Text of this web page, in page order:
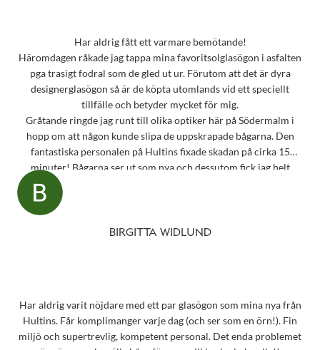
Har aldrig fått ett varmare bemötande!
Häromdagen råkade jag tappa mina favoritsolglasögon i asfalten
pga trasigt fodral som de gled ut ur. Förutom att det är dyra
designerglasögon så är de köpta utomlands vid ett speciellt
tillfälle och betyder mycket för mig.
Gråtande ringde jag runt till olika optiker här på Södermalm i
hopp om att någon kunde slipa de uppskrapade bågarna. Den
fantastiska personalen på Hultins fixade skadan på cirka 15
minuter! Bågarna ser ut som nya och dessutom fick jag helt
oväntat en underbar gåva – ett sprillans nytt fodral från samma
märke som mina solglasögon! Vilken fantastisk service! Kommer
Snart behöver jag boka tid för en synundersökning och jag vet
BIRGITTA WIDLUND
Har aldrig varit nöjdare med ett par glasögon som mina nya från
Hultins. Får komplimanger varje dag (och ser som en örn!). Fin
miljö och supertrevlig, kompetent personal. Det enda problemet